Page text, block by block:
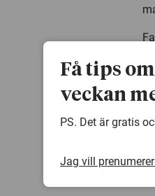
Få tips
veckan
PS. Det är gratis
Jag vill